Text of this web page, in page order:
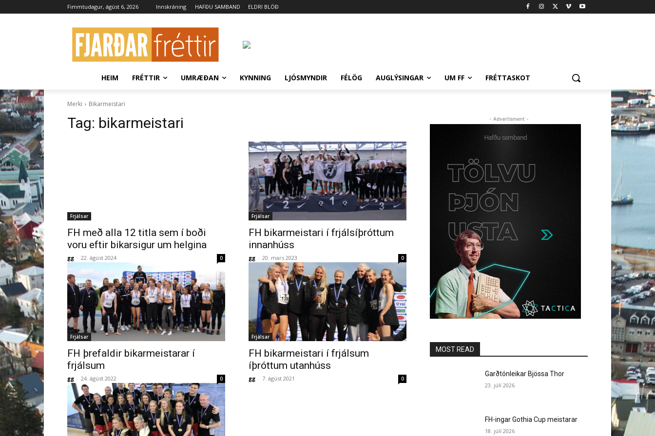
Fimmtudagur, ágúst 6, 2026 Innskráning HAFÐU SAMBAND ELDRI BLÖÐ
HEIM FRÉTTIR UMRÆÐAN KYNNING LJÓSMYNDIR FÉLÖG AUGLÝSINGAR UM FF FRÉTTASKOT
Merki Bikarmeistari
Tag: bikarmeistari
Frjálsar
FH með alla 12 titla sem í boði
voru eftir bikarsigur um helgina
gg - 22. ágúst 2024 0
Frjálsar
FH bikarmeistari í frjálsíþróttum
innanhúss
gg - 20. mars 2023 0
Frjálsar
FH þrefaldir bikarmeistarar í
frjálsum
gg - 24. ágúst 2022 0
Frjálsar
FH bikarmeistari í frjálsum
íþróttum utanhúss
gg - 7. ágúst 2021 0
- Advertisment -
MOST READ
Garðtónleikar Bjössa Thor
23. júlí 2026
FH-ingar Gothia Cup meistarar
18. júlí 2026